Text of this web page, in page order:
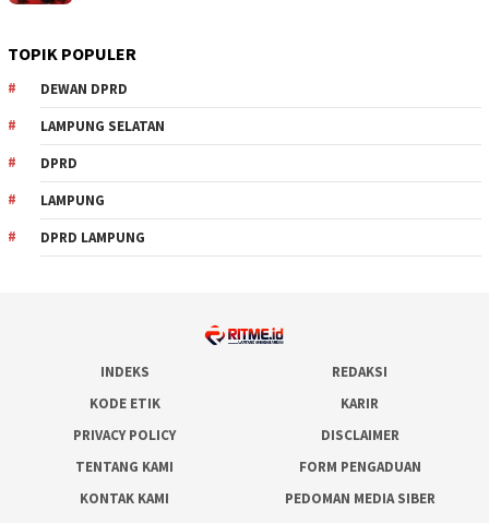
TOPIK POPULER
DEWAN DPRD
LAMPUNG SELATAN
DPRD
LAMPUNG
DPRD LAMPUNG
INDEKS
REDAKSI
KODE ETIK
KARIR
PRIVACY POLICY
DISCLAIMER
TENTANG KAMI
FORM PENGADUAN
KONTAK KAMI
PEDOMAN MEDIA SIBER